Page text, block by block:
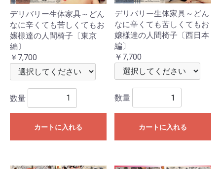
デリバリー生体家具～どん
なに辛くても苦しくてもお
嬢様達の人間椅子〔東京
編〕
￥7,700
数量
カートに入れる
デリバリー生体家具～どん
なに辛くても苦しくてもお
嬢様達の人間椅子〔西日本
編〕
￥7,700
数量
カートに入れる